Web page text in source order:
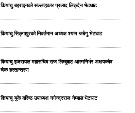
कियाचु बहराइनको सल्लाहकार प्रलाद लिङ्देन भेटघाट
कियाचु सिङ्गापुरको निवर्तमान अध्यक्ष श्याम जबेगु भेटघाट
कियाचु इजरायल महासचिव राज लिम्बूबाट आत्मनिर्भर अक्षयकोष
चेक हस्तान्तरण
कियाचु युके वरिष्ठ उपाध्यक्ष नगेन्द्रराज नेम्बाङ भेटघाट